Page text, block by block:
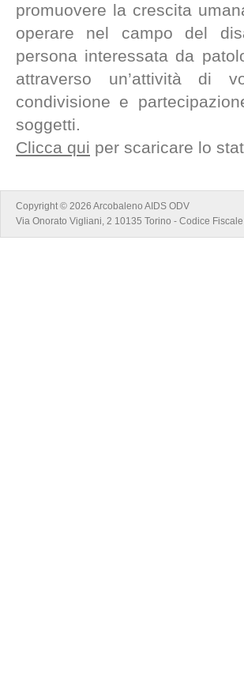
promuovere la crescita
operare nel campo del
persona interessata da
attraverso un’attività di
condivisione e
soggetti.
Clicca qui per scaricare lo
Copyright © 2026 Arcobaleno AIDS ODV
Via Onorato Vigliani, 2 10135 Torino - Codice